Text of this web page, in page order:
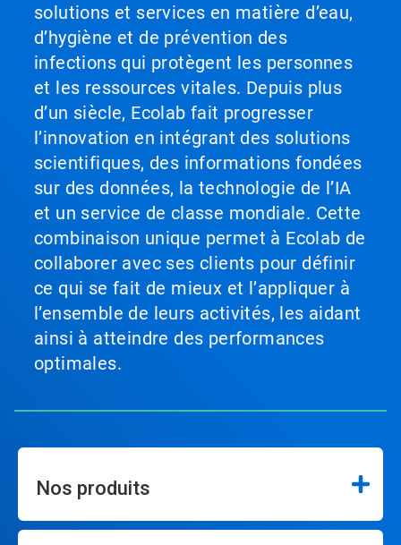
solutions et services en matière d’eau,
d’hygiène et de prévention des
infections qui protègent les personnes
et les ressources vitales. Depuis plus
d’un siècle, Ecolab fait progresser
l’innovation en intégrant des solutions
scientifiques, des informations fondées
sur des données, la technologie de l’IA
et un service de classe mondiale. Cette
combinaison unique permet à Ecolab de
collaborer avec ses clients pour définir
ce qui se fait de mieux et l’appliquer à
l’ensemble de leurs activités, les aidant
ainsi à atteindre des performances
optimales.
Nos produits